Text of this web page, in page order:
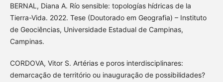
BERNAL, Diana A. Río sensible: topologías hídricas de la
Tierra-Vida. 2022. Tese (Doutorado em Geografia) – Instituto
de Geociências, Universidade Estadual de Campinas,
Campinas.
CORDOVA, Vitor S. Artérias e poros interdisciplinares:
demarcação de território ou inauguração de possibilidades?